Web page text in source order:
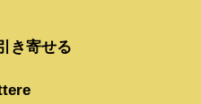
き寄せる